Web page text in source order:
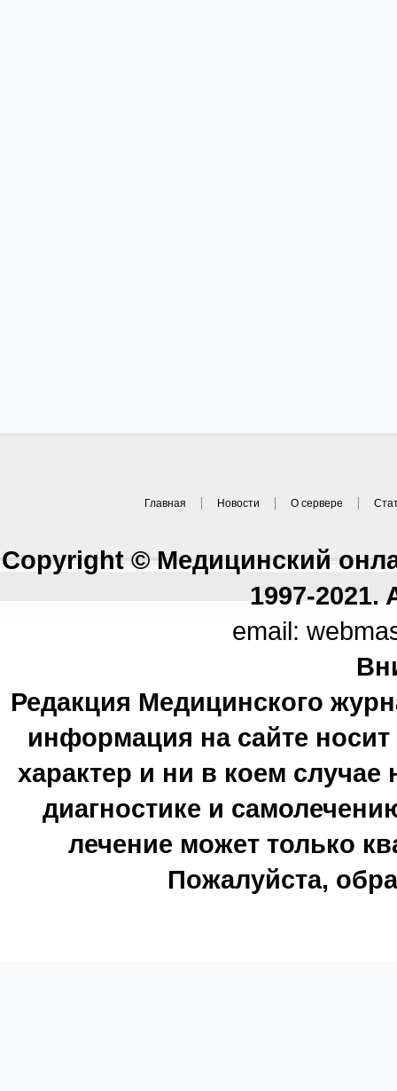
Главная Новости О сервере
Copyright © Медицинский
1997-2021.
email:
Редакция Медицинского
информация на сайте
характер и ни в коем
диагностике и
лечение может только
Пожалуйста,